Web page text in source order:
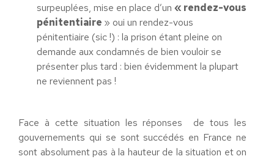
surpeuplées, mise en place d’un « rendez-vous
pénitentiaire » oui un rendez-vous
pénitentiaire (sic !) : la prison étant pleine on
demande aux condamnés de bien vouloir se
présenter plus tard : bien évidemment la plupart
ne reviennent pas !
Face à cette situation les réponses de tous les
gouvernements qui se sont succédés en France ne
sont absolument pas à la hauteur de la situation et on